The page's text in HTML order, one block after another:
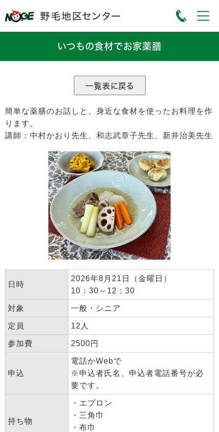
いつもの食材でお家薬膳
簡単な薬膳のお話しと、身近な食材を使ったお料理を作
ります。
講師：中村かおり先生、和志武章子先生、新井治美先生
日時
2026年8月21日（金曜日）
10：30～12：30
対象 一般・シニア
定員 12人
参加費 2500円
申込
電話かWebで
※申込者氏名、申込者電話番号が必
要です。
持ち物
・エプロン
・三角巾
・布巾